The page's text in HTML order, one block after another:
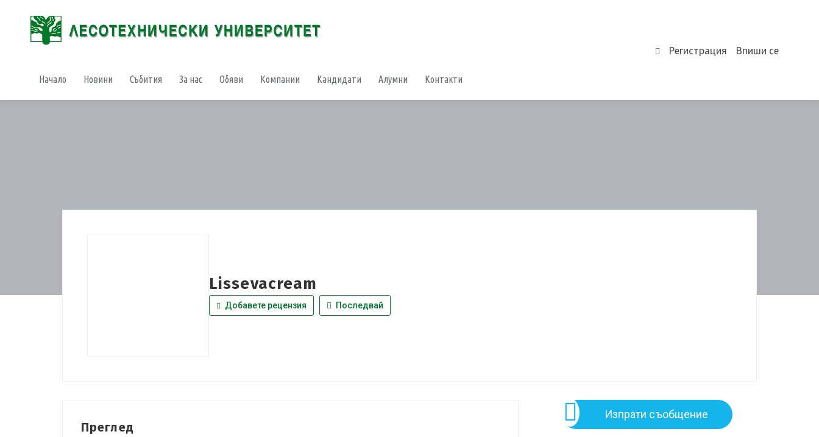
Начало Новини Събития За нас Обяви Компании Кандидати Алумни Контакти
Регистрация Впиши се
Lissevacream
Добавете рецензия Последвай
Преглед
Изпрати съобщение